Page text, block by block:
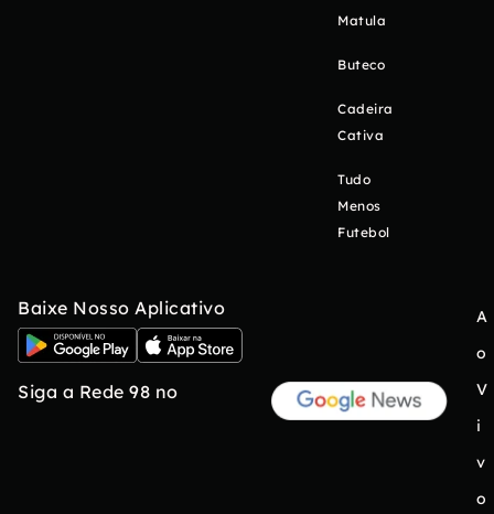
Matula
Buteco
Cadeira
Cativa
Tudo
Menos
Futebol
Baixe Nosso Aplicativo
Siga a Rede 98 no
A
o
V
i
v
o